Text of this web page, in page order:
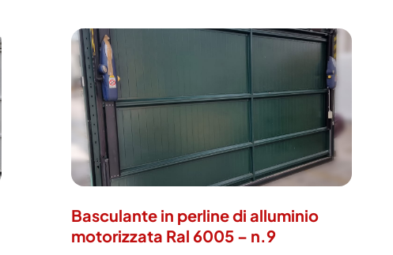
Basculante in perline di alluminio
motorizzata Ral 6005 – n.9